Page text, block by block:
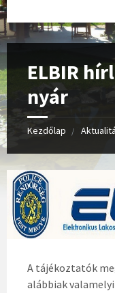
ELBIR
nyár
Kezdőlap
A tájékoztatók
alábbiak